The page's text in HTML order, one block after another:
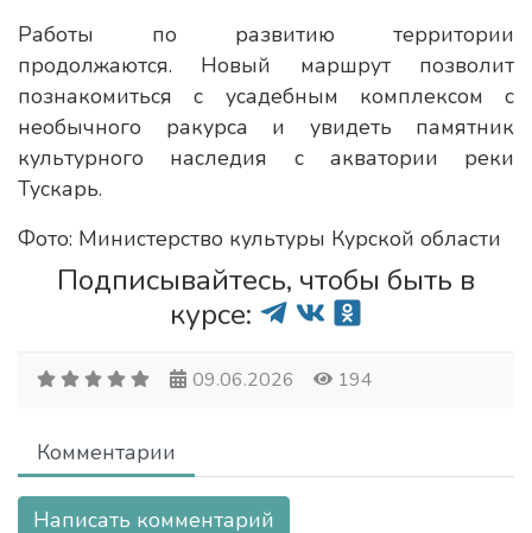
Работы по развитию территории
продолжаются. Новый маршрут позволит
познакомиться с усадебным комплексом с
необычного ракурса и увидеть памятник
культурного наследия с акватории реки
Тускарь.
Фото: Министерство культуры Курской области
Подписывайтесь, чтобы быть в
курсе:
09.06.2026 194
Комментарии
Написать комментарий